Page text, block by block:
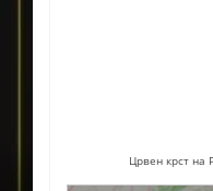
Црвен крст на